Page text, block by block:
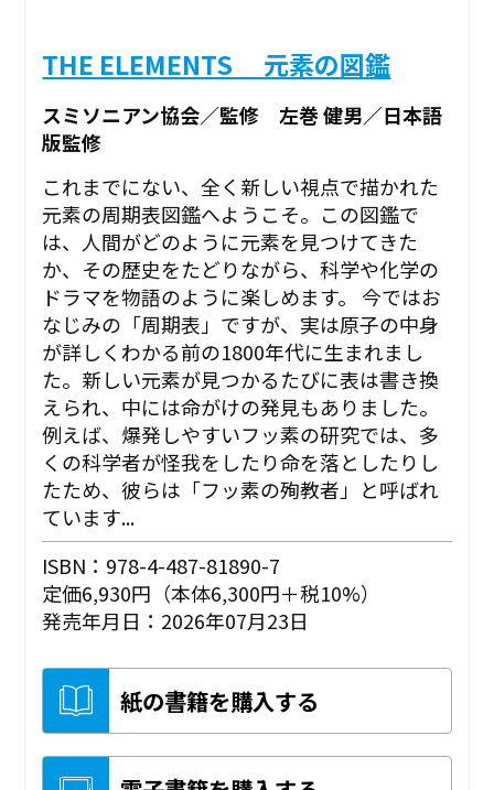
THE ELEMENTS 元素の図鑑
スミソニアン協会／監修 左巻 健男／日本語
版監修
これまでにない、全く新しい視点で描かれた
元素の周期表図鑑へようこそ。この図鑑で
は、人間がどのように元素を見つけてきた
か、その歴史をたどりながら、科学や化学の
ドラマを物語のように楽しめます。 今ではお
なじみの「周期表」ですが、実は原子の中身
が詳しくわかる前の1800年代に生まれまし
た。新しい元素が見つかるたびに表は書き換
えられ、中には命がけの発見もありました。
例えば、爆発しやすいフッ素の研究では、多
くの科学者が怪我をしたり命を落としたりし
たため、彼らは「フッ素の殉教者」と呼ばれ
ています...
ISBN：978-4-487-81890-7
定価6,930円（本体6,300円＋税10%）
発売年月日：2026年07月23日
紙の書籍を購入する